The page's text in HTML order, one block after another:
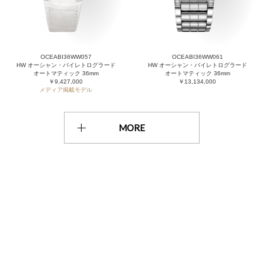
OCEABI36WW057
HW オーシャン・バイレトログラード
オートマティック 36mm
￥9,427,000
メディア掲載モデル
OCEABI36WW061
HW オーシャン・バイレトログラード
オートマティック 36mm
￥13,134,000
MORE